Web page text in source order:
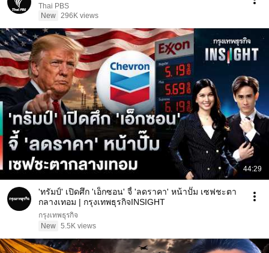
Thai PBS
New 296K views
44:29
'ทรัมป์' เปิดศึก 'เอ็กซอน' จี้ 'ลดราคา' หน้าปั๊ม เซฟชะตา
กลางเทอม | กรุงเทพธุรกิจINSIGHT
กรุงเทพธุรกิจ
New 5.5K views